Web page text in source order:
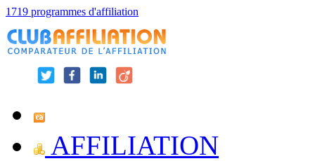
1719 programmes d'affiliation
AFFILIATION